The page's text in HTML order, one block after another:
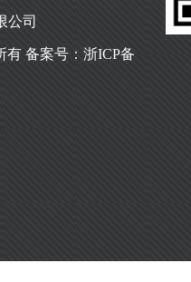
公司
备案号： 浙ICP备